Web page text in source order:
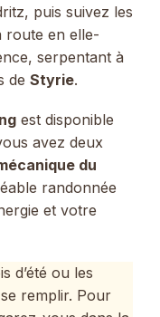
puis suivez les
route en elle-
serpentant à
de Styrie.
est disponible
avez deux
du
randonnée
et votre
d’été ou les
remplir. Pour